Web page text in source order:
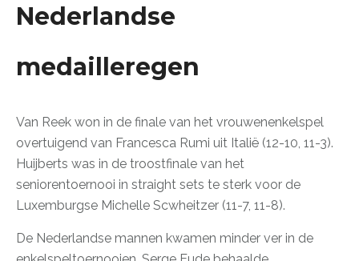
Nederlandse
medailleregen
Van Reek won in de finale van het vrouwenenkelspel
overtuigend van Francesca Rumi uit Italië (12-10, 11-3).
Huijberts was in de troostfinale van het
seniorentoernooi in straight sets te sterk voor de
Luxemburgse Michelle Scwheitzer (11-7, 11-8).
De Nederlandse mannen kwamen minder ver in de